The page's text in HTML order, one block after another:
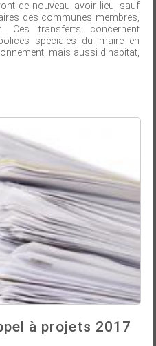
de nouveau avoir lieu, sauf
des communes membres,
Ces transferts concernent
spéciales du maire en
mais aussi d’habitat,
à projets 2017